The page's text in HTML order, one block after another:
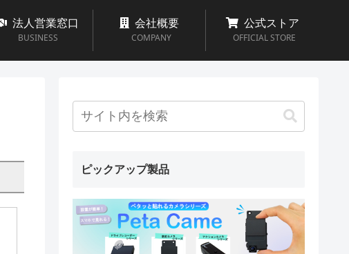
法人営業窓口
BUSINESS
会社概要
COMPANY
公式ストア
OFFICIAL STORE
ピックアップ製品